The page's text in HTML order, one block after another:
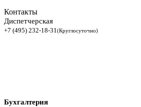
Контакты
Диспетчерская
+7 (495) 232-18-31(Круглосуточно)
Бухгалтерия